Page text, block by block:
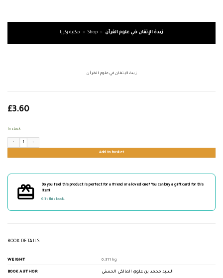
مكتبة زكريا » Shop » زبدة الإتقان في علوم القرآن
زبدة الإتقان في علوم القرآن
£3.60
In stock
Add to basket
Do you feel this product is perfect for a friend or a loved one? You can buy a gift card for this
item!
Gift this book!
BOOK DETAILS
WEIGHT 0.311 kg
BOOK AUTHOR السيد محمد بن علوي المالكي الحسني